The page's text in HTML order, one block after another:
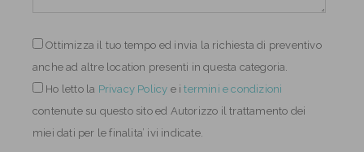
Ottimizza il tuo tempo ed invia la richiesta di preventivo
anche ad altre location presenti in questa categoria.
Ho letto la Privacy Policy e itermini e condizioni
contenute su questo sito ed Autorizzo il trattamento dei
miei dati per le finalita’ ivi indicate.